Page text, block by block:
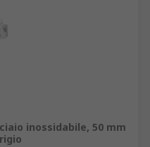
inossidabile, 50 mm